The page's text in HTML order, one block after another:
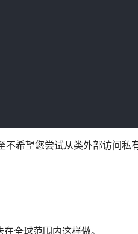
希望您尝试从类外部访问私
全球范围内这样做。